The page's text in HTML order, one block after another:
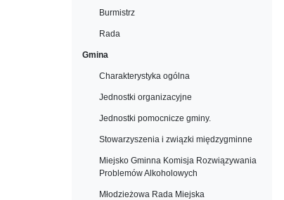
Burmistrz
Rada
Gmina
Charakterystyka ogólna
Jednostki organizacyjne
Jednostki pomocnicze gminy.
Stowarzyszenia i związki międzygminne
Miejsko Gminna Komisja Rozwiązywania
Problemów Alkoholowych
Młodzieżowa Rada Miejska